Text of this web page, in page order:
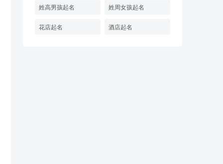
姓高男孩起名 姓周女孩起名
花店起名 酒店起名